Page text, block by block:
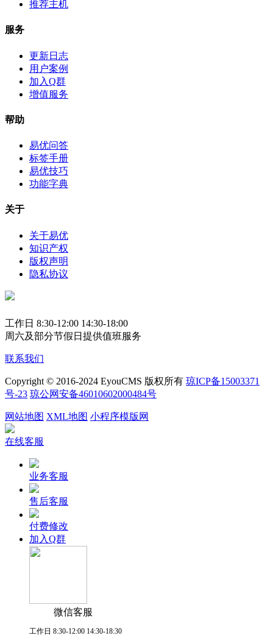
推荐主机
服务
更新日志
用户案例
加入Q群
增值服务
帮助
易优问答
标签手册
易优技巧
功能字典
关于
关于易优
知识产权
版权声明
隐私协议
工作日 8:30-12:00 14:30-18:00
周六及部分节假日提供值班服务
联系我们
Copyright © 2016-2024 EyouCMS 版权所有 琼ICP备15003371
号-23 琼公网安备46010602000484号
网站地图 XML地图 小程序模版网
在线客服
业务客服
售后客服
付费修改
加入Q群
微信客服
工作日 8:30-12:00 14:30-18:30